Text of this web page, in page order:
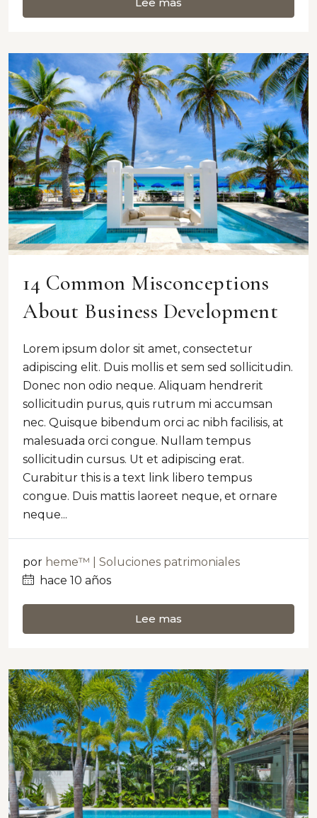
14 Common Misconceptions
About Business Development
Lorem ipsum dolor sit amet, consectetur
adipiscing elit. Duis mollis et sem sed sollicitudin.
Donec non odio neque. Aliquam hendrerit
sollicitudin purus, quis rutrum mi accumsan
nec. Quisque bibendum orci ac nibh facilisis, at
malesuada orci congue. Nullam tempus
sollicitudin cursus. Ut et adipiscing erat.
Curabitur this is a text link libero tempus
congue. Duis mattis laoreet neque, et ornare
neque...
por heme™ | Soluciones patrimoniales
hace 10 años
Lee mas